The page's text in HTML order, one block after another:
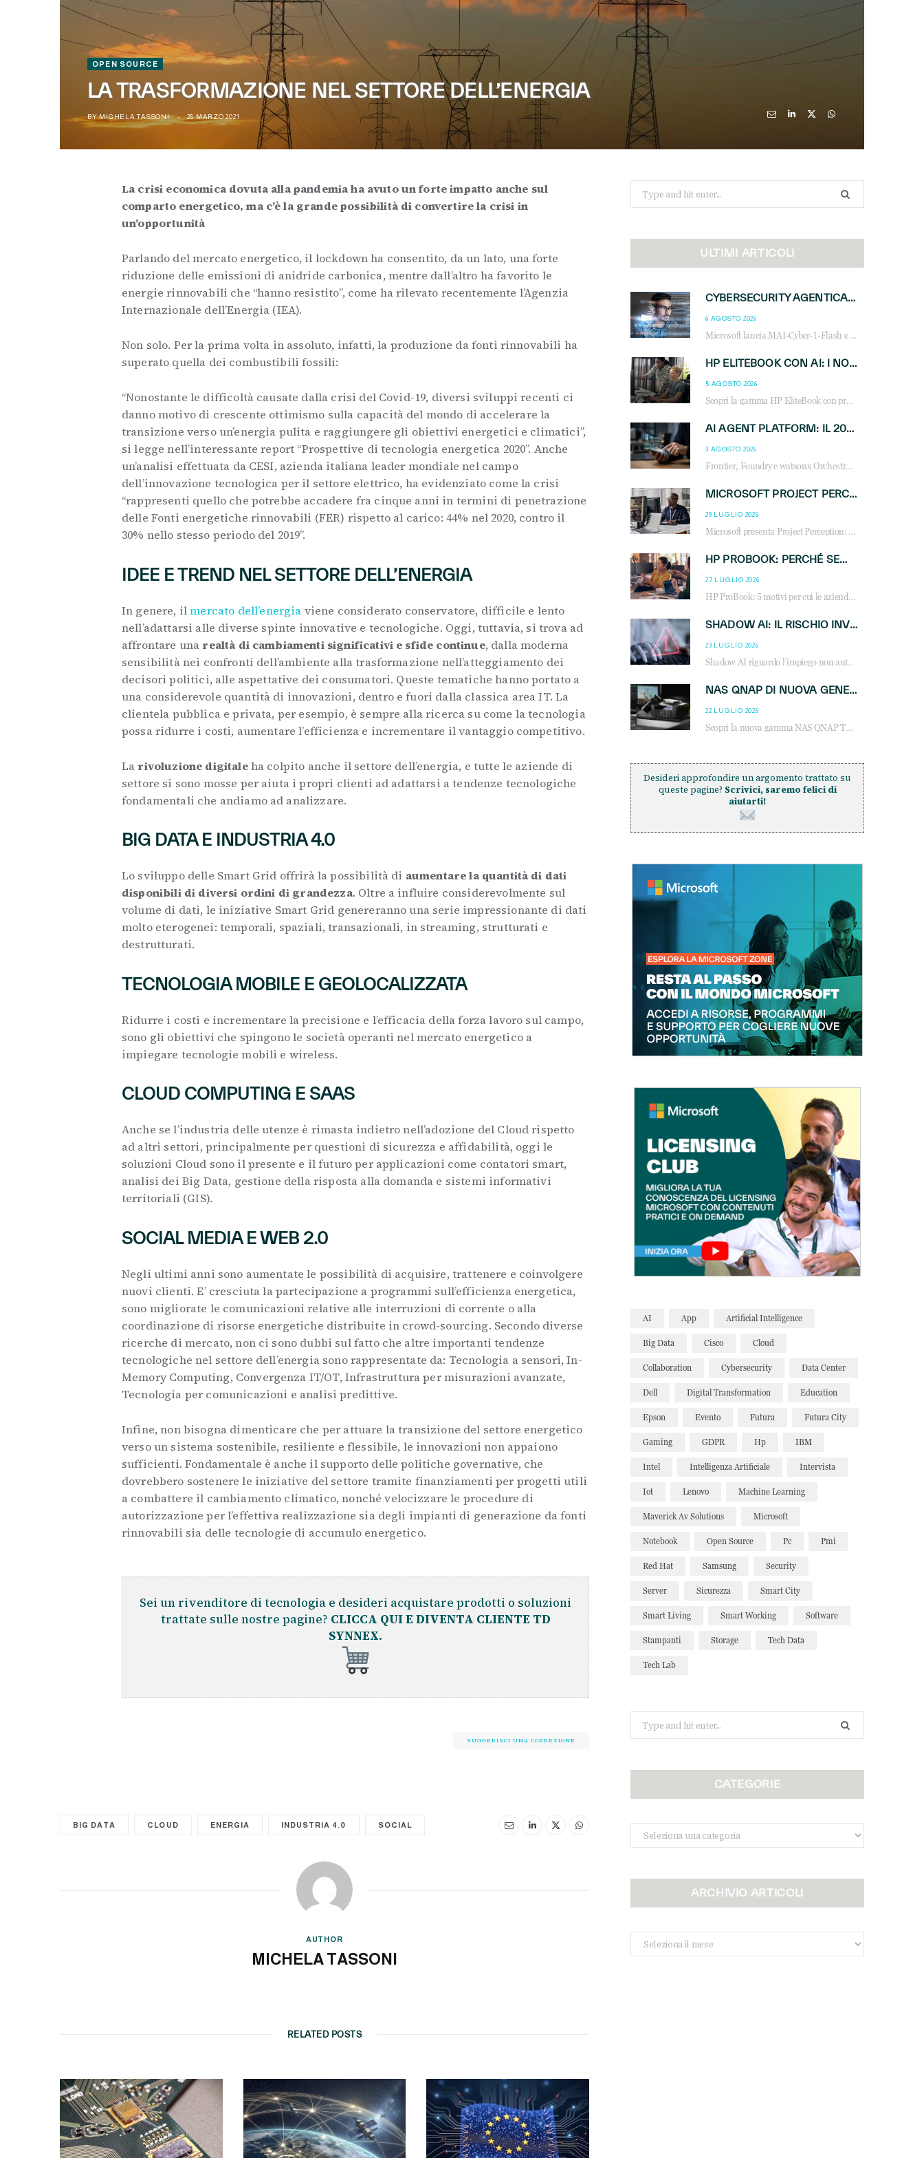
OPEN SOURCE
LA TRASFORMAZIONE NEL SETTORE DELL’ENERGIA
BY MICHELA TASSONI 28 MARZO 2021
La crisi economica dovuta alla pandemia ha avuto un forte impatto anche sul
comparto energetico, ma c’è la grande possibilità di convertire la crisi in
un’opportunità
Parlando del mercato energetico, il lockdown ha consentito, da un lato, una forte
riduzione delle emissioni di anidride carbonica, mentre dall’altro ha favorito le
energie rinnovabili che “hanno resistito”, come ha rilevato recentemente l’Agenzia
Internazionale dell’Energia (IEA).
Non solo. Per la prima volta in assoluto, infatti, la produzione da fonti rinnovabili ha
superato quella dei combustibili fossili:
“Nonostante le difficoltà causate dalla crisi del Covid-19, diversi sviluppi recenti ci
danno motivo di crescente ottimismo sulla capacità del mondo di accelerare la
transizione verso un’energia pulita e raggiungere gli obiettivi energetici e climatici”,
si legge nell’interessante report “Prospettive di tecnologia energetica 2020”. Anche
un’analisi effettuata da CESI, azienda italiana leader mondiale nel campo
dell’innovazione tecnologica per il settore elettrico, ha evidenziato come la crisi
“rappresenti quello che potrebbe accadere fra cinque anni in termini di penetrazione
delle Fonti energetiche rinnovabili (FER) rispetto al carico: 44% nel 2020, contro il
30% nello stesso periodo del 2019”.
IDEE E TREND NEL SETTORE DELL’ENERGIA
In genere, ilmercato dell’energia viene considerato conservatore, difficile e lento
nell’adattarsi alle diverse spinte innovative e tecnologiche. Oggi, tuttavia, si trova ad
affrontare una realtà di cambiamenti significativi e sfide continue, dalla moderna
sensibilità nei confronti dell’ambiente alla trasformazione nell’atteggiamento dei
decisori politici, alle aspettative dei consumatori. Queste tematiche hanno portato a
una considerevole quantità di innovazioni, dentro e fuori dalla classica area IT. La
clientela pubblica e privata, per esempio, è sempre alla ricerca su come la tecnologia
possa ridurre i costi, aumentare l’efficienza e incrementare il vantaggio competitivo.
La rivoluzione digitaleha colpito anche il settore dell’energia, e tutte le aziende di
settore si sono mosse per aiuta i propri clienti ad adattarsi a tendenze tecnologiche
fondamentali che andiamo ad analizzare.
BIG DATA E INDUSTRIA 4.0
Lo sviluppo delle Smart Grid offrirà la possibilità di aumentare la quantità di dati
disponibili di diversi ordini di grandezza. Oltre a influire considerevolmente sul
volume di dati, le iniziative Smart Grid genereranno una serie impressionante di dati
molto eterogenei: temporali, spaziali, transazionali, in streaming, strutturati e
destrutturati.
TECNOLOGIA MOBILE E GEOLOCALIZZATA
Ridurre i costi e incrementare la precisione e l’efficacia della forza lavoro sul campo,
sono gli obiettivi che spingono le società operanti nel mercato energetico a
impiegare tecnologie mobili e wireless.
CLOUD COMPUTING E SAAS
Anche se l’industria delle utenze è rimasta indietro nell’adozione del Cloud rispetto
ad altri settori, principalmente per questioni di sicurezza e affidabilità, oggi le
soluzioni Cloud sono il presente e il futuro per applicazioni come contatori smart,
analisi dei Big Data, gestione della risposta alla domanda e sistemi informativi
territoriali (GIS).
SOCIAL MEDIA E WEB 2.0
Negli ultimi anni sono aumentate le possibilità di acquisire, trattenere e coinvolgere
nuovi clienti. E’ cresciuta la partecipazione a programmi sull’efficienza energetica,
sono migliorate le comunicazioni relative alle interruzioni di corrente o alla
coordinazione di risorse energetiche distribuite in crowd-sourcing. Secondo diverse
ricerche di mercato, non ci sono dubbi sul fatto che altre importanti tendenze
tecnologiche nel settore dell’energia sono rappresentate da: Tecnologia a sensori, In-
Memory Computing, Convergenza IT/OT, Infrastruttura per misurazioni avanzate,
Tecnologia per comunicazioni e analisi predittive.
Infine, non bisogna dimenticare che per attuare la transizione del settore energetico
verso un sistema sostenibile, resiliente e flessibile, le innovazioni non appaiono
sufficienti. Fondamentale è anche il supporto delle politiche governative, che
dovrebbero sostenere le iniziative del settore tramite finanziamenti per progetti utili
a combattere il cambiamento climatico, nonché velocizzare le procedure di
autorizzazione per l’effettiva realizzazione sia degli impianti di generazione da fonti
rinnovabili sia delle tecnologie di accumulo energetico.
Sei un rivenditore di tecnologia e desideri acquistare prodotti o soluzioni
trattate sulle nostre pagine? CLICCA QUI E DIVENTA CLIENTE TD
SYNNEX.
SUGGERISCI UNA CORREZIONE
BIG DATA CLOUD ENERGIA INDUSTRIA 4.0 SOCIAL
AUTHOR
MICHELA TASSONI
RELATED POSTS
for:
ULTIMI ARTICOLI
CYBERSECURITY AGENTICA: CON PERCEPTION E MAI-CYBER-1-FLASH MICROSOFT APRE NUOVI SERVIZI PER IL CANALE
6 AGOSTO 2026
Microsoft lancia MAI-Cyber-1-Flash e Perception: cybersecurity agentica in preview dal 3 novembre. Cosa cambia per MSP, system integrator e reseller.
HP ELITEBOOK CON AI: I NOTEBOOK BUSINESS INTELLIGENTI CHE TRASFORMANO PRODUTTIVITÀ, SICUREZZA E LAVORO IBRIDO
5 AGOSTO 2026
Scopri la gamma HP EliteBook con processori Intel® Core™ Ultra e AMD Ryzen™ AI. Notebook business progettati per aumentare la produttività, migliorare la collaborazione e garantire sicurezza avanzata in ufficio e in mobilità.
AI AGENT PLATFORM: IL 2026 È L’ANNO DEL «SISTEMA OPERATIVO» PER GLI AGENTI AZIENDALI
3 AGOSTO 2026
Frontier, Foundry e watsonx Orchestrate: la guerra delle piattaforme AI agent ridisegna il mercato IT. Cosa cambia per reseller, MSP e system integrator.
MICROSOFT PROJECT PERCEPTION: COME GLI AGENTI AI CAMBIERANNO SOC, CYBERSECURITY E SERVIZI MSP
29 LUGLIO 2026
Microsoft presenta Project Perception: scopri come gli agenti AI possono trasformare cybersecurity, SOC e servizi gestiti degli MSP.
HP PROBOOK: PERCHÉ SEMPRE PIÙ AZIENDE SCELGONO NOTEBOOK PROGETTATI PER IL LAVORO MODERNO
27 LUGLIO 2026
HP ProBook: 5 motivi per cui le aziende scelgono i notebook business HP per migliorare produttività, sicurezza e gestione dell’AI.
SHADOW AI: IL RISCHIO INVISIBILE CHE LE AZIENDE POSSONO GOVERNARE
23 LUGLIO 2026
Shadow AI riguardo l’impiego non autorizzato di sistemi AI all’interno dell’azienda. E’ una pratica che si diffonde a partire dai dipendenti fino ai dirigenti e mette a repentaglio la cybersecurity, con costi più elevati per le organizzazioni. Due recenti report illustrano il fenomeno e forniscono dati in merito
NAS QNAP DI NUOVA GENERAZIONE: PIÙ PRESTAZIONI, SCALABILITÀ E PROTEZIONE DEI DATI PER LE INFRASTRUTTURE IT MODERNE
22 LUGLIO 2026
Scopri la nuova gamma NAS QNAP TS-h1465U-RP, TS-h1065eU e TS-h665U: storage aziendale con ZFS, DDR5, E1.S NVMe e connettività 2.5GbE per backup, virtualizzazione e cybersecurity.
Desideri approfondire un argomento trattato su
queste pagine? Scrivici, saremo felici di
aiutarti!
AI App Artificial Intelligence
Big Data Cisco Cloud
Collaboration Cybersecurity Data Center
Dell Digital Transformation Education
Epson Evento Futura Futura City
Gaming GDPR Hp IBM
Intel Intelligenza Artificiale Intervista
Iot Lenovo Machine Learning
Maverick Av Solutions Microsoft
Notebook Open Source Pc Pmi
Red Hat Samsung Security
Server Sicurezza Smart City
Smart Living Smart Working Software
Stampanti Storage Tech Data
Tech Lab
for:
CATEGORIE
Categorie
ARCHIVIO ARTICOLI
Archivio
Articoli